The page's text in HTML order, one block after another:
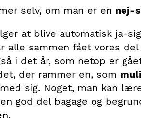
selv, om man er en nej-
at blive automatisk ja-
alle sammen fået vores
i det år, som netop er
der rammer en, som
sig. Noget, man kan
god del bagage og